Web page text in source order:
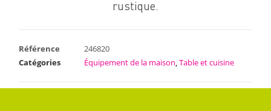
rustique.
Référence
246820
Catégories
Équipement de la maison,Table et cuisine